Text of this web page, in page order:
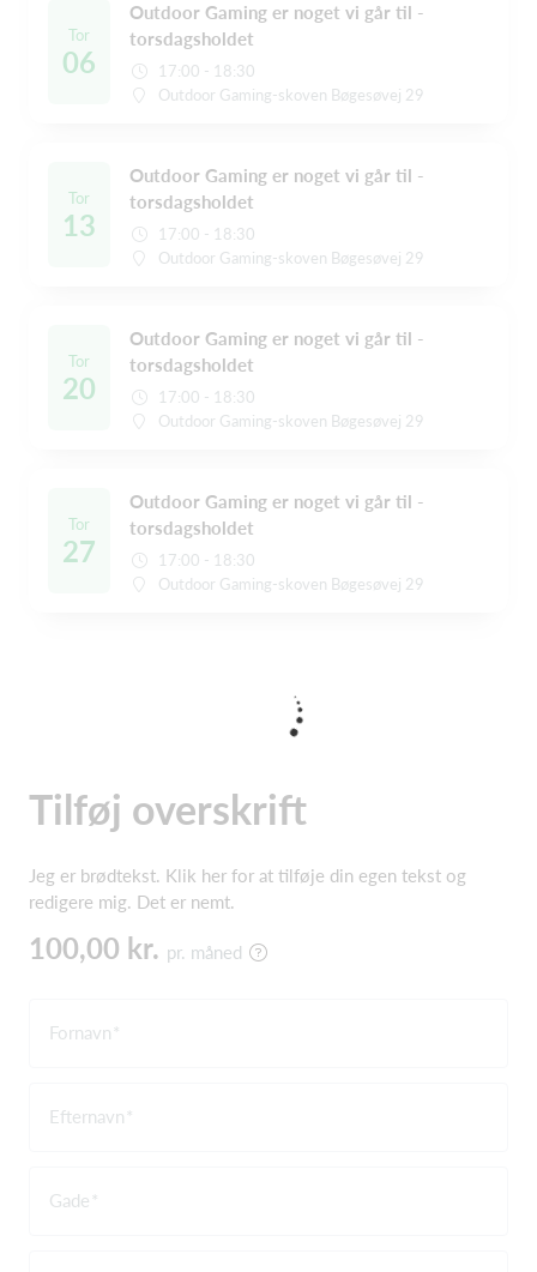
Tor
06
Outdoor Gaming er noget vi går til -
torsdagsholdet
17:00 - 18:30
Outdoor Gaming-skoven Bøgesøvej 29
Tor
13
Outdoor Gaming er noget vi går til -
torsdagsholdet
17:00 - 18:30
Outdoor Gaming-skoven Bøgesøvej 29
Tor
20
Outdoor Gaming er noget vi går til -
torsdagsholdet
17:00 - 18:30
Outdoor Gaming-skoven Bøgesøvej 29
Tor
27
Outdoor Gaming er noget vi går til -
torsdagsholdet
17:00 - 18:30
Outdoor Gaming-skoven Bøgesøvej 29
Tilføj overskrift
Jeg er brødtekst. Klik her for at tilføje din egen tekst og
redigere mig. Det er nemt.
100,00 kr. pr. måned
Fornavn
Efternavn
Gade